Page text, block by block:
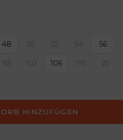
48 50 52 54 56
98 102 106 110 25
HINZUFÜGEN